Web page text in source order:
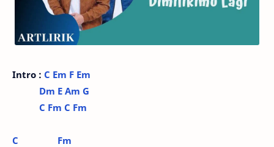
Intro : C Em F Em
Dm E Am G
C Fm C Fm
C
Fm